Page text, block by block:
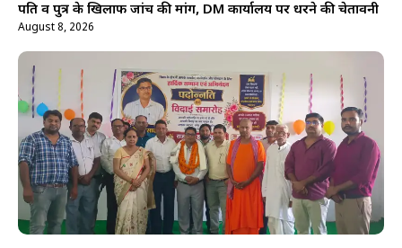
पति व पुत्र के खिलाफ जांच की मांग, DM कार्यालय पर धरने की चेतावनी
August 8, 2026